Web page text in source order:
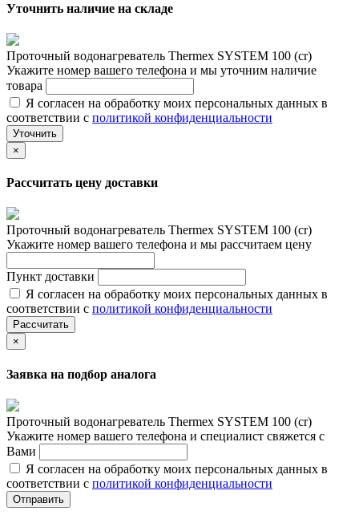
Уточнить наличие на складе
Проточный водонагреватель Thermex SYSTEM 100 (cr)
Укажите номер вашего телефона и мы уточним наличие
товара
Я согласен на обработку моих персональных данных в
соответствии с политикой конфиденциальности
Уточнить
×
Рассчитать цену доставки
Проточный водонагреватель Thermex SYSTEM 100 (cr)
Укажите номер вашего телефона и мы рассчитаем цену
Пункт доставки
Я согласен на обработку моих персональных данных в
соответствии с политикой конфиденциальности
Рассчитать
×
Заявка на подбор аналога
Проточный водонагреватель Thermex SYSTEM 100 (cr)
Укажите номер вашего телефона и специалист свяжется с
Вами
Я согласен на обработку моих персональных данных в
соответствии с политикой конфиденциальности
Отправить